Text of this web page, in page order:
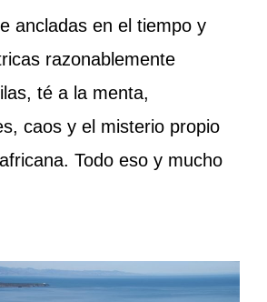
ancladas en el tiempo y
razonablemente
té a la menta,
caos y el misterio propio
Todo eso y mucho